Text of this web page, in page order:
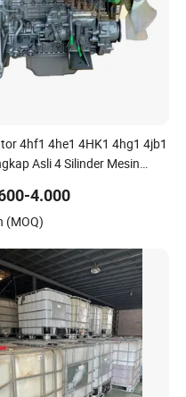
4hf1 4he1 4HK1 4hg1 4jb1
Asli 4 Silinder Mesin
4.000
(MOQ)